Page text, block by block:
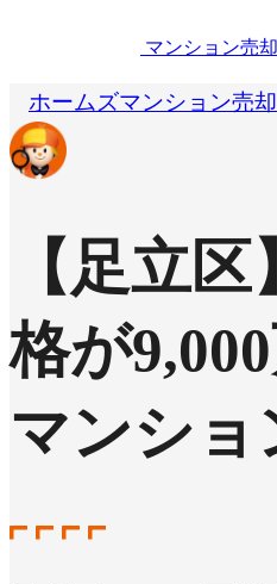
マンション売却
ホームズマンション売却
【足立
格が
マンショ